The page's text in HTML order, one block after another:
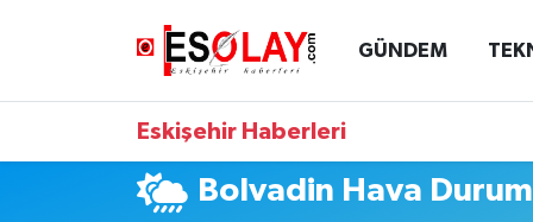
GÜNDEM
Eskişehir Haberleri
Bolvadin Hava
Eskişehir Namaz Vakitleri